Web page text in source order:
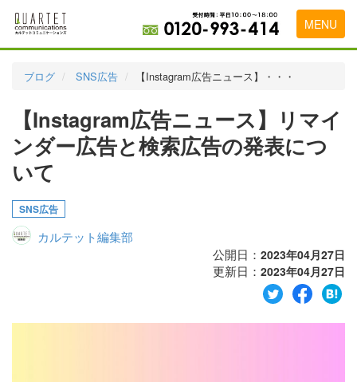
MENU
実績・お客様の声
初めて導入をお考えの方
広告代理店・HP制作会社様へ
お問い合わせ
ブログ SNS広告 【Instagram広告ニュース】・・・
【Instagram広告ニュース】リマイ
ンダー広告と検索広告の発表につ
いて
SNS広告
カルテット編集部
公開日： 2023年04月27日
更新日： 2023年04月27日